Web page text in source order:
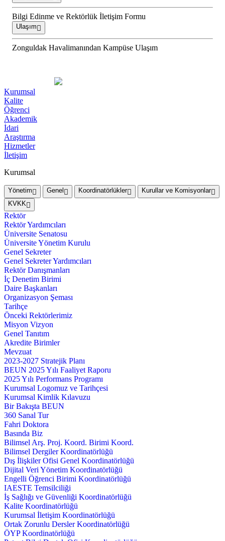
Bilgi Edinme ve Rektörlük İletişim Formu
Ulaşım
Zonguldak Havalimanından Kampüse Ulaşım
Kurumsal
Kalite
Öğrenci
Akademik
İdari
Araştırma
Hizmetler
İletişim
Kurumsal
Yönetim Genel Koordinatörlükler
Kurullar ve Komisyonlar
KVKK
Rektör
Rektör Yardımcıları
Üniversite Senatosu
Üniversite Yönetim Kurulu
Genel Sekreter
Genel Sekreter Yardımcıları
Rektör Danışmanları
İç Denetim Birimi
Daire Başkanları
Organizasyon Şeması
Tarihçe
Önceki Rektörlerimiz
Misyon Vizyon
Genel Tanıtım
Akredite Birimler
Mevzuat
2023-2027 Stratejik Planı
BEUN 2025 Yılı Faaliyet Raporu
2025 Yılı Performans Programı
Kurumsal Logomuz ve Tarihçesi
Kurumsal Kimlik Kılavuzu
Bir Bakışta BEUN
360 Sanal Tur
Fahri Doktora
Basında Biz
Bilimsel Arş. Proj. Koord. Birimi Koord.
Bilimsel Dergiler Koordinatörlüğü
Dış İlişkiler Ofisi Genel Koordinatörlüğü
Dijital Veri Yönetim Koordinatörlüğü
Engelli Öğrenci Birimi Koordinatörlüğü
IAESTE Temsilciliği
İş Sağlığı ve Güvenliği Koordinatörlüğü
Kalite Koordinatörlüğü
Kurumsal İletişim Koordinatörlüğü
Ortak Zorunlu Dersler Koordinatörlüğü
ÖYP Koordinatörlüğü